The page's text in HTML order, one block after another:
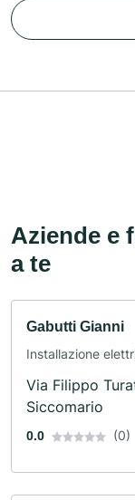
Aziende e
a te
Gabutti Gianni
Installazione
Via Filippo
Siccomario
0.0 (0)